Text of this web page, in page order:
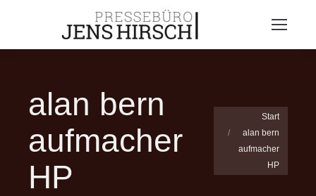
alan bern
aufmacher
HP
Sie befinden sich
hier:
Start
alan bern
aufmacher
HP